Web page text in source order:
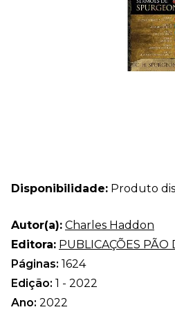
Disponibilidade: Produto
Autor(a): Charles Haddon
Editora: PUBLICAÇÕES PÃO
Páginas: 1624
Edição: 1 - 2022
Ano: 2022